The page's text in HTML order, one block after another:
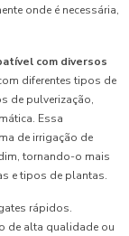
onde é necessária,
com diversos
diferentes tipos de
de pulverização,
Essa
de irrigação de
tornando-o mais
e tipos de plantas.
rápidos.
de alta qualidade ou